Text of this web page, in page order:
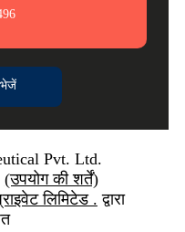
Pvt. Ltd.
(उपयोग की शर्तें)
लिमिटेड . द्वारा